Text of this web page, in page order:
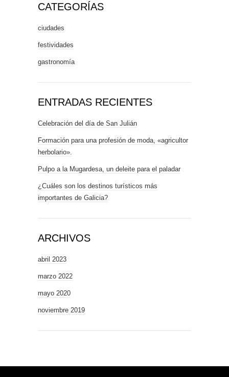
CATEGORÍAS
ciudades
festividades
gastronomía
ENTRADAS RECIENTES
Celebración del día de San Julián
Formación para una profesión de moda, «agricultor
herbolario».
Pulpo a la Mugardesa, un deleite para el paladar
¿Cuáles son los destinos turísticos más
importantes de Galicia?
ARCHIVOS
abril 2023
marzo 2022
mayo 2020
noviembre 2019